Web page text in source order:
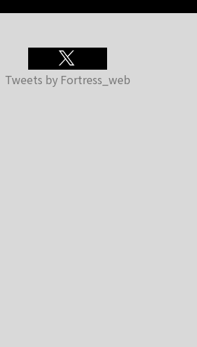
Tweets by Fortress_web